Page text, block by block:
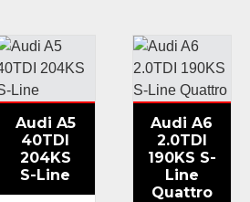
Audi A5
40TDI
204KS
S-Line
Audi A6
2.0TDI
190KS S-
Line
Quattro